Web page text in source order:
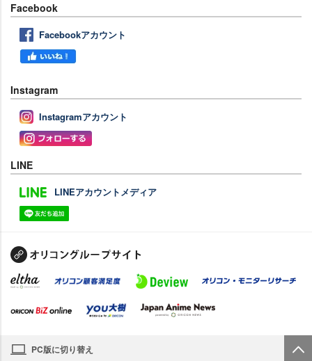
Facebook
Facebookアカウント
Instagram
Instagramアカウント
LINE
LINEアカウントメディア
PC版に切り替え